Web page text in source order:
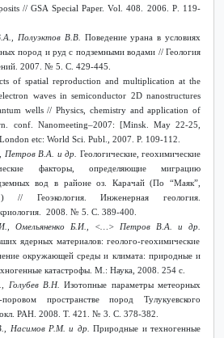
// GSA Special Paper. Vol
. 408. 2006. P. 119-
Полуэктов В.В.
Поведение урана в условиях
пород и руд с подземными водами // Геология
2007. № 5.С . 429-445.
of spatial reproduction and multiplication at the
waves in semiconductor 2D nanostructures
wells // Physics, chemistry and application of
conf. Nanomeeting–2007: [Minsk. May 22-25,
etc: World Sci. Publ., 2007. P. 109-112.
Петров В.А. и др. Геологические, геохимические
факторы, определяющие миграцию
вод в районе оз. Карачай (По “Маяк”,
// Геоэкология. Инженерная геология.
2008. № 5. С. 389-400.
Омельяненко Б.И., <…> Петров В.А. и др.
ядерных материалов: геолого-геохимические
окру­жающей среды и климата: природные и
катастрофы. М.: Наука, 2008. 254 с.
Голубев В.Н.Изотопные параметры метеорных
пространстве пород Тулукуевского
РАН. 2008. Т. 421. № 3. С. 378-382.
Насимов Р.М. и др.Природные и техногенные